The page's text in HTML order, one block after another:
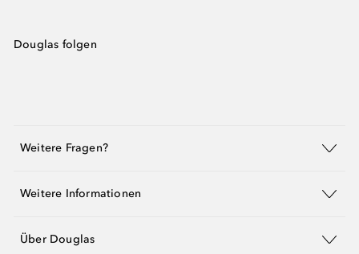
Douglas folgen
Weitere Fragen?
Weitere Informationen
Über Douglas